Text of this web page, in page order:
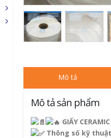
Mô tả
Mô tả sản phẩm
GIẤY
Thông số kỹ